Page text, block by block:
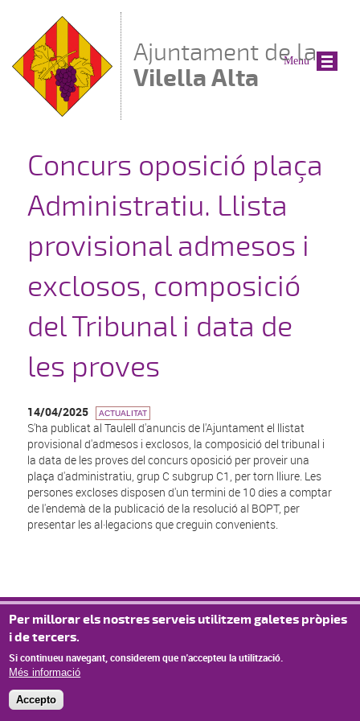
Ajuntament de la
Vilella Alta
Concurs oposició plaça
Administratiu. Llista
provisional admesos i
exclosos, composició
del Tribunal i data de
les proves
14/04/2025 ACTUALITAT
S'ha publicat al Taulell d'anuncis de l'Ajuntament el llistat
provisional d'admesos i exclosos, la composició del tribunal i
la data de les proves del concurs oposició per proveir una
plaça d'administratiu, grup C subgrup C1, per torn lliure. Les
persones excloses disposen d'un termini de 10 dies a comptar
de l'endemà de la publicació de la resolució al BOPT, per
presentar les al·legacions que creguin convenients.
© Missatge de Copyright
Menu
Per millorar els nostres serveis utilitzem galetes pròpies
i de tercers.
Si continueu navegant, considerem que n'accepteu la utilització.
Més informació
Accepto